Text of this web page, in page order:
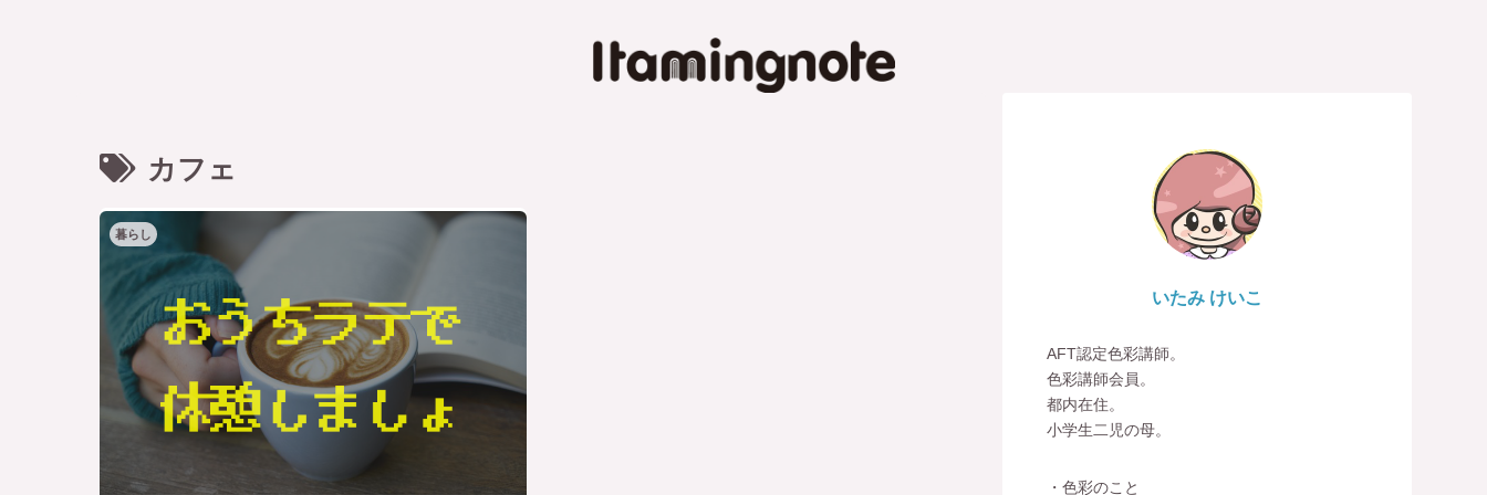
カフェ
暮らし
いたみ けいこ
AFT認定色彩講師。
色彩講師会員。
都内在住。
小学生二児の母。
・色彩のこと